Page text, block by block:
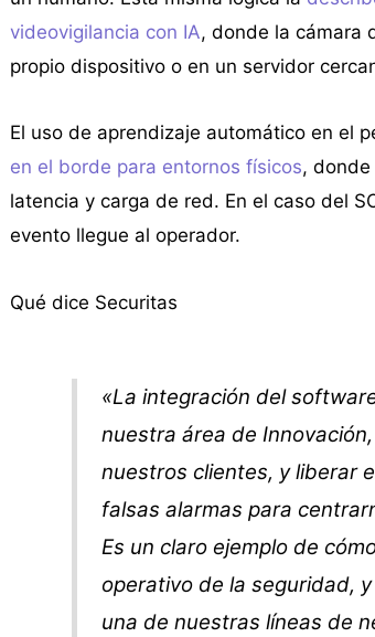
videovigilancia con IA, donde la cámara
propio dispositivo o en un servidor
El uso de aprendizaje automático en el
en el borde para entornos físicos, donde
latencia y carga de red. En el caso del
evento llegue al operador.
Qué dice Securitas
«La integración del
nuestra área de
nuestros clientes, y liberar
falsas alarmas para
Es un claro ejemplo de
operativo de la seguridad,
una de nuestras líneas de